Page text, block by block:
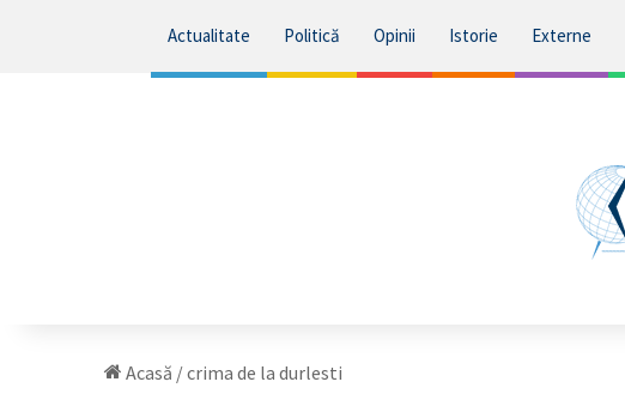
Actualitate Politică Opinii Istorie Externe
Acasă /crima de la durlesti